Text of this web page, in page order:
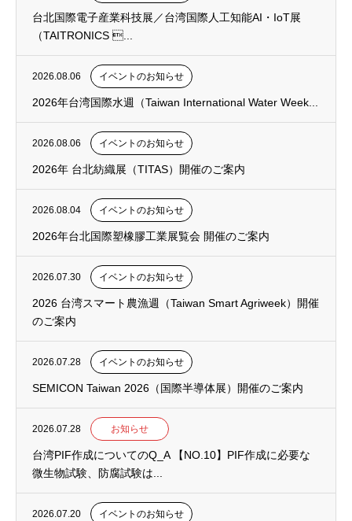
台北国際電子産業科技展／台湾国際人工知能AI・IoT展
（TAITRONICS ...
2026.08.06 イベントのお知らせ
2026年台湾国際水週（Taiwan International Water Week...
2026.08.06 イベントのお知らせ
2026年 台北紡織展（TITAS）開催のご案内
2026.08.04 イベントのお知らせ
2026年台北国際塑橡膠工業展覧会 開催のご案内
2026.07.30 イベントのお知らせ
2026 台湾スマート農漁週（Taiwan Smart Agriweek）開催
のご案内
2026.07.28 イベントのお知らせ
SEMICON Taiwan 2026（国際半導体展）開催のご案内
2026.07.28 お知らせ
台湾PIF作成についてのQ_A 【NO.10】PIF作成に必要な
微生物試験、防腐試験は...
2026.07.20 イベントのお知らせ